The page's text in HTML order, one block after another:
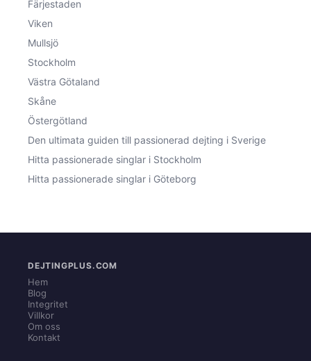
Färjestaden
Viken
Mullsjö
Stockholm
Västra Götaland
Skåne
Östergötland
Den ultimata guiden till passionerad dejting i Sverige
Hitta passionerade singlar i Stockholm
Hitta passionerade singlar i Göteborg
DEJTINGPLUS.COM
Hem
Blog
Integritet
Villkor
Om oss
Kontakt